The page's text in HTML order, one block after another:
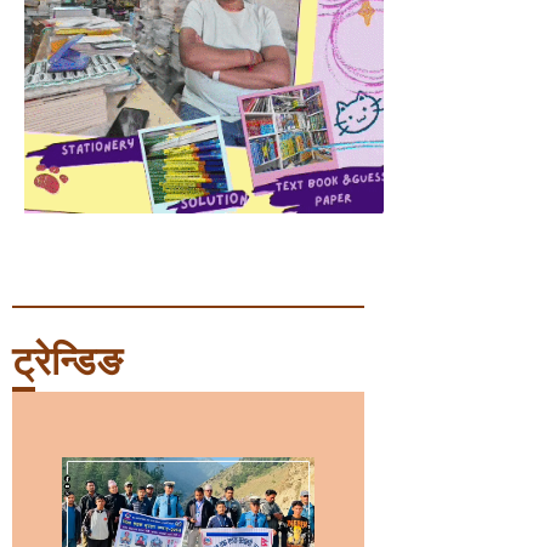
ट्रेन्डिङ